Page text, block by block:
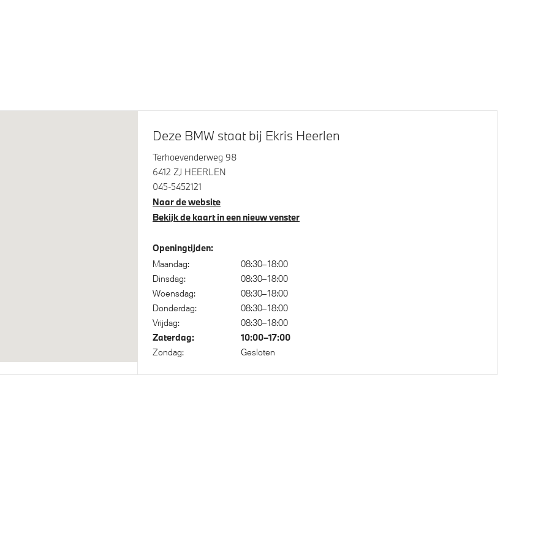
Comfort Access
Regen- en lichtsensor
Adaptief M onderstel
Deze BMW staat bij Ekris Heerlen
Terhoevenderweg 98
6412 ZJ HEERLEN
045-5452121
Naar de website
Bekijk de kaart in een nieuw venster
Openingtijden:
Maandag:
08:30–18:00
Dinsdag:
08:30–18:00
Woensdag:
08:30–18:00
Donderdag:
08:30–18:00
Vrijdag:
08:30–18:00
Zaterdag: 10:00–17:00
Zondag: Gesloten